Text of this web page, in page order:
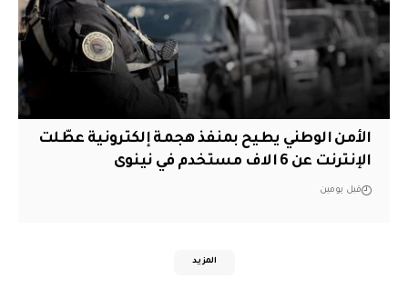
الأمن الوطني يطيح بمنفذ هجمة إلكترونية عطّلت
الإنترنت عن 6 الاف مستخدم في نينوى
قبل يومين
المزيد